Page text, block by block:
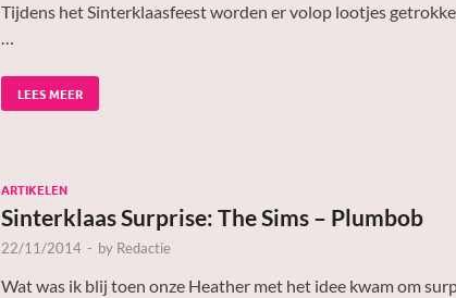
Tijdens het Sinterklaasfeest worden er volop lootjes
…
LEES MEER
ARTIKELEN
Sinterklaas Surprise: The Sims – Plumbob
22/11/2014 - by Redactie
Wat was ik blij toen onze Heather met het idee kwam om